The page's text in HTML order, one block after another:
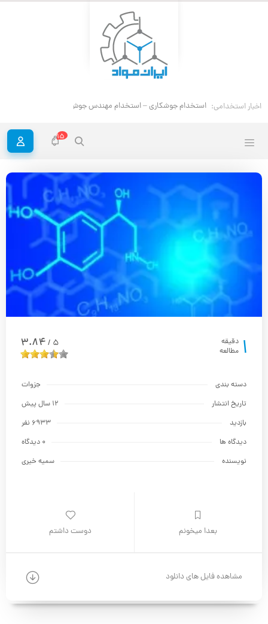
اخبار استخدامی: استخدام جوشکاری – استخدام مهندس جوش
15
1 دقیقه
مطالعه
5
/
3.84
دسته بندی
جزوات
تاریخ انتشار
12 سال پیش
بازدید
6933 نفر
دیدگاه ها
0 دیدگاه
نویسنده
سمیه خیری
بعدا میخونم دوست داشتم
مشاهده فایل های دانلود